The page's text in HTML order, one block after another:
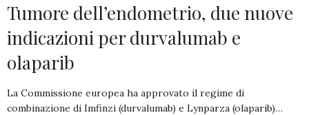
Tumore dell’endometrio, due nuove
indicazioni per durvalumab e
olaparib
La Commissione europea ha approvato il regime di
combinazione di Imfinzi (durvalumab) e Lynparza (olaparib)…